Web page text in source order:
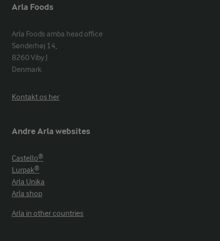
Arla Foods
Arla Foods amba head office
Sønderhøj 14,
8260 Viby J
Denmark
Kontakt os her
Andre Arla websites
Castello®
Lurpak®
Arla Unika
Arla shop
Arla in other countries